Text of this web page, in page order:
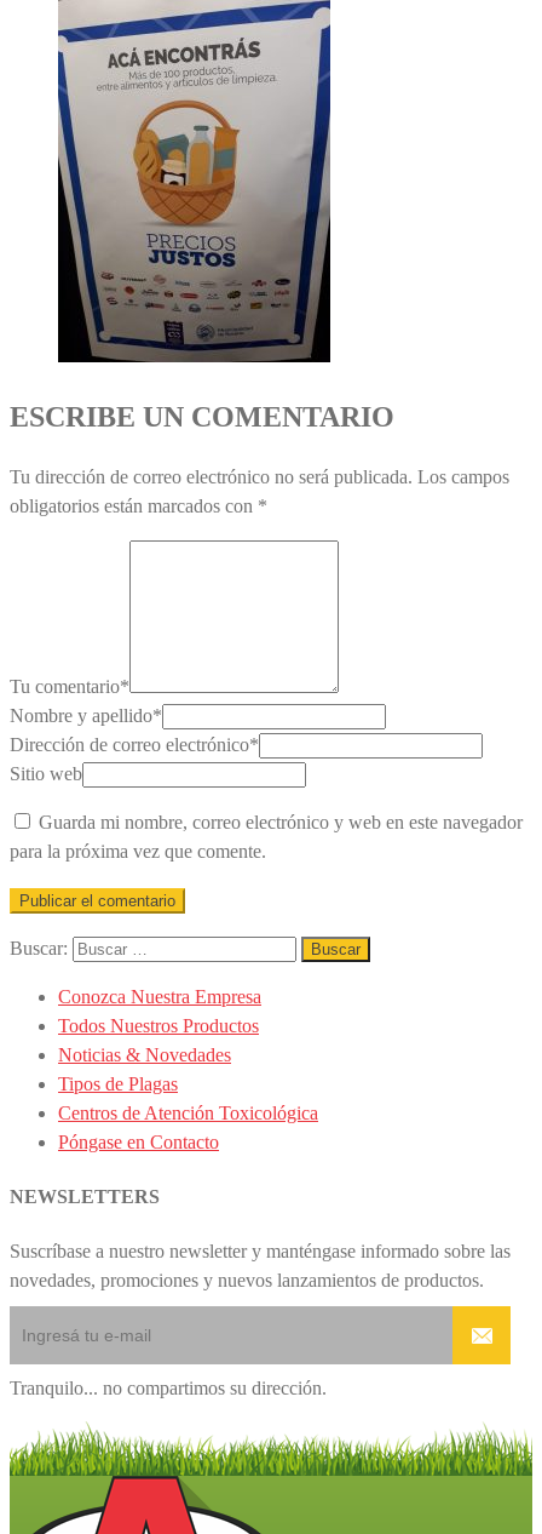
ESCRIBE UN COMENTARIO
Tu dirección de correo electrónico no será publicada. Los campos
obligatorios están marcados con *
Tu comentario*
Nombre y apellido*
Dirección de correo electrónico*
Sitio web
Guarda mi nombre, correo electrónico y web en este navegador
para la próxima vez que comente.
Buscar:
Conozca Nuestra Empresa
Todos Nuestros Productos
Noticias & Novedades
Tipos de Plagas
Centros de Atención Toxicológica
Póngase en Contacto
NEWSLETTERS
Suscríbase a nuestro newsletter y manténgase informado sobre las
novedades, promociones y nuevos lanzamientos de productos.
Tranquilo... no compartimos su dirección.